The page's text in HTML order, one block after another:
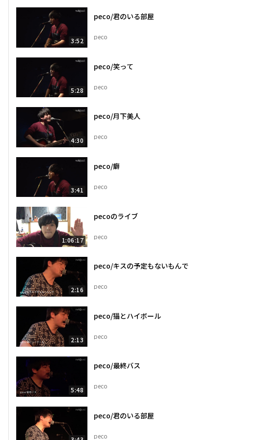
3:52
peco/君のいる部屋
peco
5:28
peco/笑って
peco
4:30
peco/月下美人
peco
3:41
peco/癖
peco
1:06:17
pecoのライブ
peco
2:16
peco/キスの予定もないもんで
peco
2:13
peco/猫とハイボール
peco
5:48
peco/最終バス
peco
peco/君のいる部屋
peco